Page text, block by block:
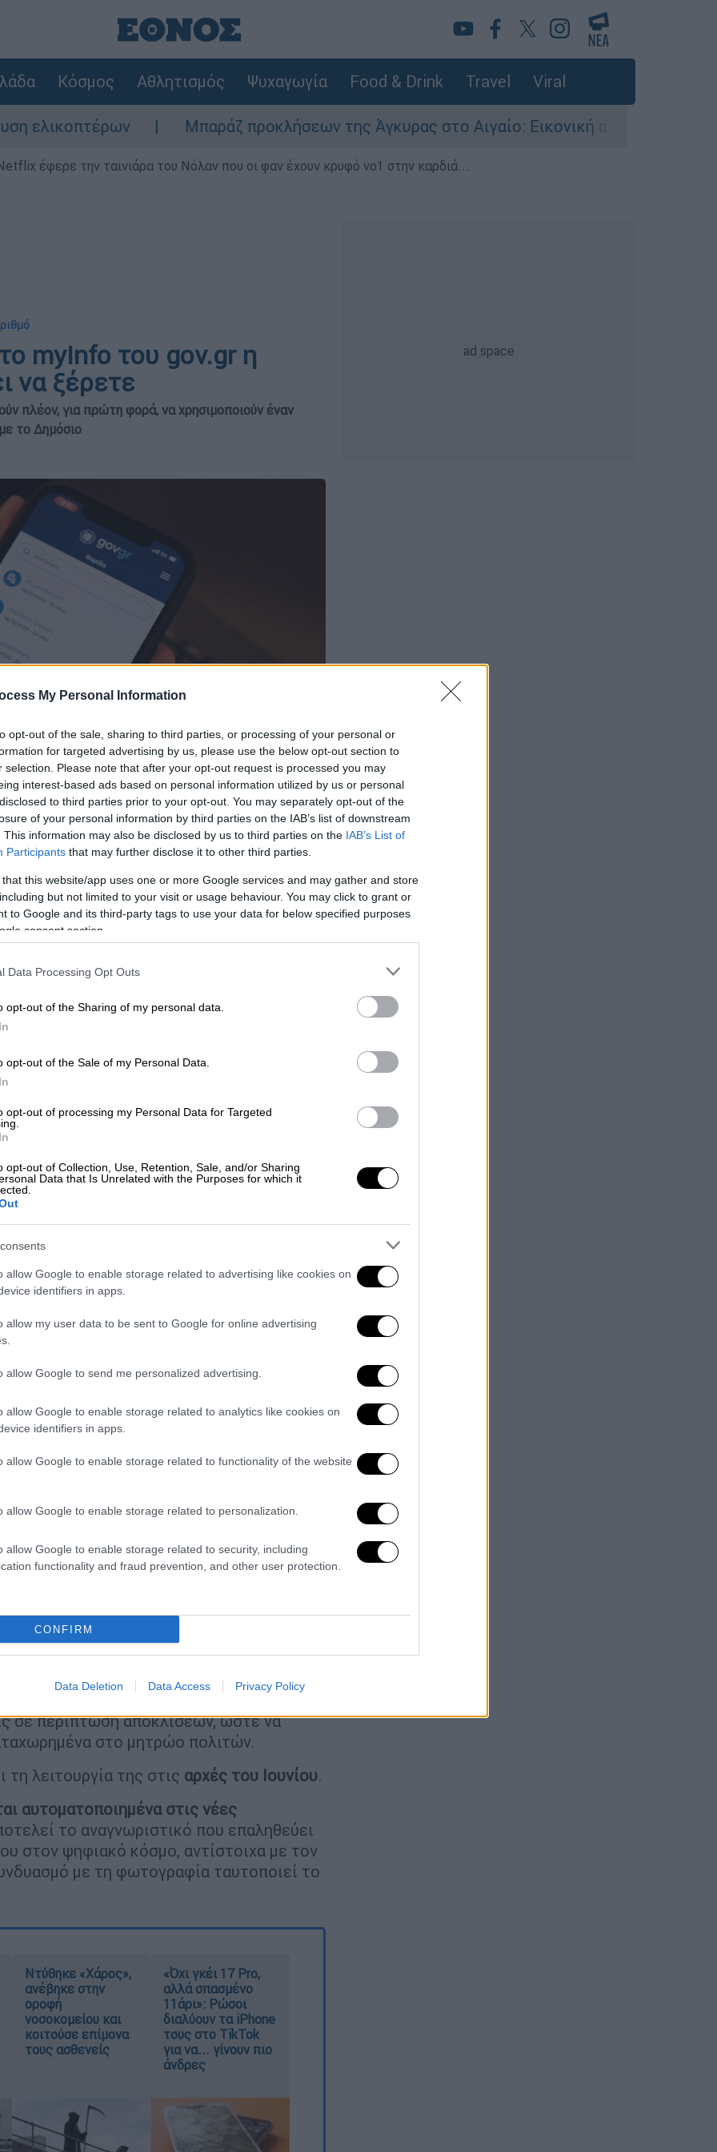
My Personal Information
opt-out of the sale, sharing to third parties, or processing of your personal or
for targeted advertising by us, please use the below opt-out section to
selection. Please note that after your opt-out request is processed you may
interest-based ads based on personal information utilized by us or personal
to third parties prior to your opt-out. You may separately opt-out of the
of your personal information by third parties on the IAB’s list of downstream
This information may also be disclosed by us to third parties on the IAB’s List of
Participants that may further disclose it to other third parties.
that this website/app uses one or more Google services and may gather and store
but not limited to your visit or usage behaviour. You may click to grant or
to Google and its third-party tags to use your data for below specified purposes
consent section.
Data Processing Opt Outs
opt-out of the Sharing of my personal data.
opt-out of the Sale of my Personal Data.
opt-out of processing my Personal Data for Targeted
opt-out of Collection, Use, Retention, Sale, and/or Sharing
Data that Is Unrelated with the Purposes for which it
allow Google to enable storage related to advertising like cookies on
identifiers in apps.
allow my user data to be sent to Google for online advertising
allow Google to send me personalized advertising.
allow Google to enable storage related to analytics like cookies on
identifiers in apps.
allow Google to enable storage related to functionality of the website
allow Google to enable storage related to personalization.
allow Google to enable storage related to security, including
functionality and fraud prevention, and other user protection.
CONFIRM
Data Deletion Data Access Privacy Policy
Κόσμος Αθλητισμός Ψυχαγωγία Food & Drink Travel Viral
Μπαράζ προκλήσεων της Άγκυρας στο Αιγαίο: Εικονική αερομαχία ανάμεσα σε
έφερε την ταινιάρα του Νόλαν που οι φαν έχουν κρυφό νο1 στην καρδιά...
myInfo του gov.gr η
να ξέρετε
πλέον, για πρώτη φορά, να χρησιμοποιούν έναν
το Δημόσιο
το ΕΘΝΟΣ στη Google
για όλες τις συναλλαγές με το
χρήσεις των τομεακών αριθμών που
που αφορά φορολογικές υποθέσεις, ο
και ο αριθμός αστυνομικής
βελτιωθεί η παροχή υπηρεσιών και θα
κρατικών μητρώων, που είχαν ως
και τον περιορισμό της
τουΔημοσίου.
τις συναλλαγές με το Δημόσιο -
επίσης λάθη
τα οποία υπάρχουν στα
Πολιτών του Υπουργείου Εσωτερικών,
Μητρώου ΑΜΚΑ-ΕΜΑΕΣ της ΗΔΙΚΑ
ΕΛ.ΑΣ. και Εθνικού Μητρώου
Αριθμό
την ανταλλαγή δεδομένων
βελτιώνοντας τη συνεργασία και την
τη δημιουργία ακριβών και
θα πραγματοποιείται μέσω της εφαρμογής
έχουν τη δυνατότητα οι ίδιοινα
τους Αριθμού
. Παράλληλα, οι πολίτες θα
των προσωπικών τους
σε περίπτωση αποκλίσεων, ώστε να
στο μητρώο πολιτών.
λειτουργία της στις αρχές του Ιουνίου.
αυτοματοποιημένα στις νέες
το αναγνωριστικό που επαληθεύει
στον ψηφιακό κόσμο, αντίστοιχα με τον
με τη φωτογραφία ταυτοποιεί το
Ντύθηκε «Χάρος»,
ανέβηκε στην
οροφή
νοσοκομείου και
κοιτούσε επίμονα
τους ασθενείς
«Όχι γκέι 17 Pro,
αλλά σπασμένο
11άρι»: Ρώσοι
διαλύουν τα iPhone
τους στο TikTok
για να... γίνουν πιο
άνδρες